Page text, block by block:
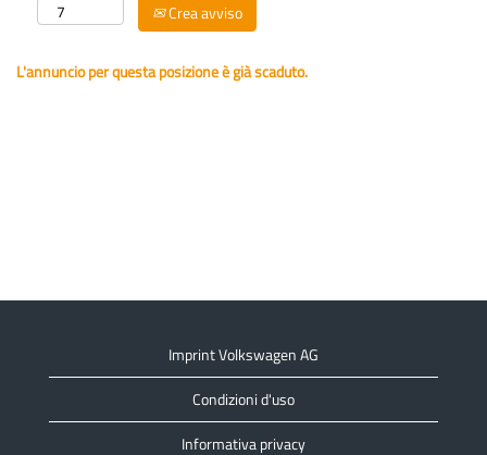
Crea avviso
L'annuncio per questa posizione è già scaduto.
Imprint Volkswagen AG
Condizioni d'uso
Informativa privacy